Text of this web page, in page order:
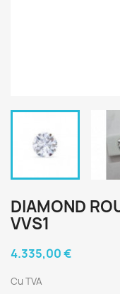
DIAMOND
VVS1
4.335,00 €
Cu TVA